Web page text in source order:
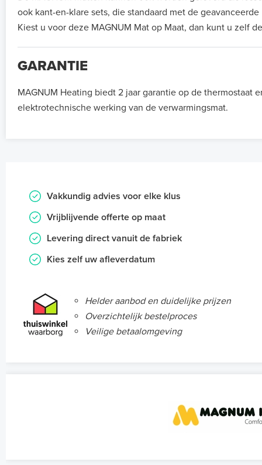
ook kant-en-klare sets, die standaard met de
Kiest u voor deze MAGNUM Mat op Maat, dan kunt u zelf
GARANTIE
MAGNUM Heating biedt 2 jaar garantie op de thermostaat
elektrotechnische werking van de verwarmingsmat.
Vakkundig advies voor elke klus
Vrijblijvende offerte op maat
Levering direct vanuit de fabriek
Kies zelf uw afleverdatum
Helder aanbod en duidelijke prijzen
Overzichtelijk bestelproces
Veilige betaalomgeving